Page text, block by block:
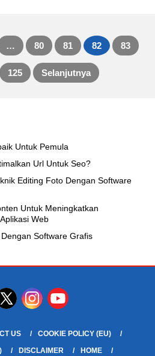
… 80 81 82 83
125 Selanjutnya
Untuk Pemula
Url Untuk Seo?
Editing Foto Dengan Software
Untuk Meningkatkan
Web
Software Grafis
US
COOKIE POLICY (EU)
DISCLAIMER HOME